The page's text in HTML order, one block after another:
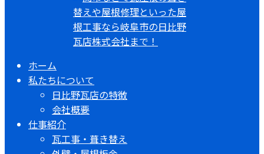
ホーム
私たちについて
日比野瓦店の特徴
会社概要
仕事紹介
瓦工事・葺き替え